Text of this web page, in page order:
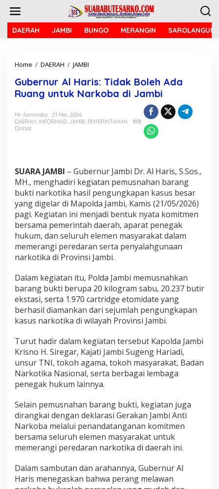
DAERAH JAMBI BUNGO MERANGIN SAROLANGUN
Home / DAERAH / JAMBI
b
e
r
r
r
i
s
:
T
i
d
k
B
o
e
A
d
a
R
n
g
u
n
t
u
N
a
r
k
o
b
d
i
Gubernur Al Haris: Tidak Boleh Ada
Ruang untuk Narkoba di Jambi
Mr Azronisbs
21 Mei, 2026
DAERAH, INFORMASI, JAMBI, PEMERINTAHAN
1818
Dilihat
SUARA JAMBI – Gubernur Jambi Dr. Al Haris, S.Sos.,
MH., menghadiri kegiatan pemusnahan barang
bukti narkotika hasil pengungkapan kasus besar
yang digelar di Mapolda Jambi, Kamis (21/05/2026)
pagi. Kegiatan ini menjadi bentuk nyata komitmen
bersama pemerintah daerah, aparat penegak
hukum, dan seluruh elemen masyarakat dalam
memerangi peredaran serta penyalahgunaan
narkotika di Provinsi Jambi.
Dalam kegiatan itu, Polda Jambi memusnahkan
barang bukti berupa 20 kilogram sabu, 20.237 butir
ekstasi, serta 1.970 cartridge etomidate yang
berhasil diamankan dari sejumlah pengungkapan
kasus narkotika di wilayah Provinsi Jambi.
Turut hadir dalam kegiatan tersebut Kapolda Jambi
Krisno H. Siregar, Kajati Jambi Sugeng Hariadi,
unsur TNI, tokoh agama, tokoh masyarakat, Badan
Narkotika Nasional, serta berbagai lembaga
penegak hukum lainnya.
Selain pemusnahan barang bukti, kegiatan juga
dirangkai dengan deklarasi Gerakan Jambi Anti
Narkoba melalui penandatanganan komitmen
bersama seluruh elemen masyarakat untuk
memerangi peredaran narkotika di daerah ini.
Dalam sambutan dan arahannya, Gubernur Al
Haris menegaskan bahwa perang melawan